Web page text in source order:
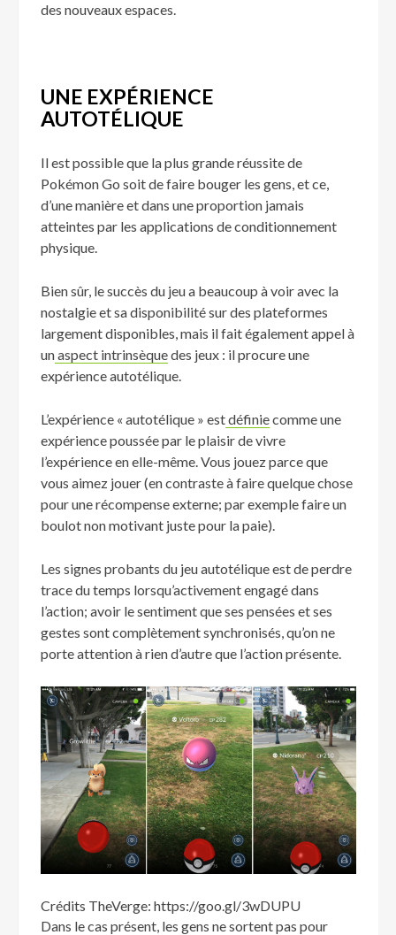
des nouveaux espaces.
UNE EXPÉRIENCE
AUTOTÉLIQUE
Il est possible que la plus grande réussite de
Pokémon Go soit de faire bouger les gens, et ce,
d’une manière et dans une proportion jamais
atteintes par les applications de conditionnement
physique.
Bien sûr, le succès du jeu a beaucoup à voir avec la
nostalgie et sa disponibilité sur des plateformes
largement disponibles, mais il fait également appel à
unaspect intrinsèquedes jeux : il procure une
expérience autotélique.
L’expérience « autotélique » estdéfiniecomme une
expérience poussée par le plaisir de vivre
l’expérience en elle-même. Vous jouez parce que
vous aimez jouer (en contraste à faire quelque chose
pour une récompense externe; par exemple faire un
boulot non motivant juste pour la paie).
Les signes probants du jeu autotélique est de perdre
trace du temps lorsqu’activement engagé dans
l’action; avoir le sentiment que ses pensées et ses
gestes sont complètement synchronisés, qu’on ne
porte attention à rien d’autre que l’action présente.
Crédits TheVerge: https://goo.gl/3wDUPU
Dans le cas présent, les gens ne sortent pas pour